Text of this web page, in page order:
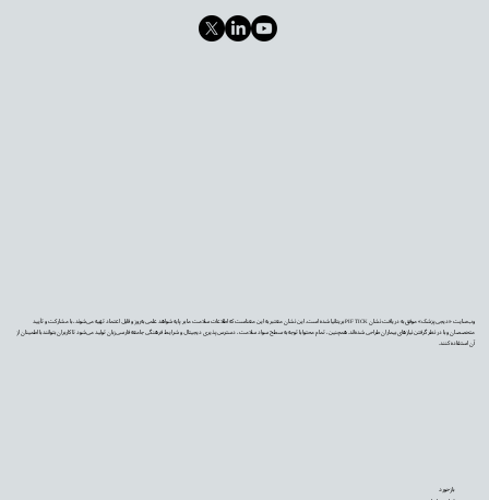
وب‌سایت «دیجی‌پزشک» موفق به دریافت نشان PIF TICK بریتانیا شده است. این نشان معتبر به این معناست که اطلاعات سلامت ما بر پایه شواهد علمی به‌روز و قابل اعتماد تهیه می‌شوند، با مشارکت و تأیید
متخصصان و با در نظر گرفتن نیازهای بیماران طراحی شده‌اند. همچنین، تمام محتوا با توجه به سطح سواد سلامت، دسترس‌پذیری دیجیتال و شرایط فرهنگی جامعه فارسی‌زبان تولید می‌شود تا کاربران بتوانند با اطمینان از
آن استفاده کنند.
بازخورد